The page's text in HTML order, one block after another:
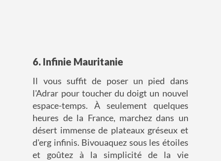
6. Infinie Mauritanie
Il vous suffit de poser un pied dans
l'Adrar pour toucher du doigt un nouvel
espace-temps. À seulement quelques
heures de la France, marchez dans un
désert immense de plateaux gréseux et
d'erg infinis. Bivouaquez sous les étoiles
et goûtez à la simplicité de la vie